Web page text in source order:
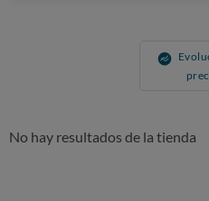
No hay resultados de la tienda